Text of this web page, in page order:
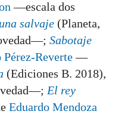
—escala dos
salvaje (Planeta,
Sabotaje
Reverte—
(Ediciones B. 2018),
El rey
Eduardo Mendoza